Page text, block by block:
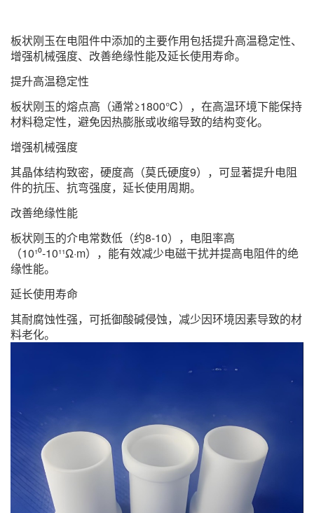
板状刚玉在电阻件中添加的主要作用包括提升高温稳定性、
增强机械强度、改善绝缘性能及延长使用寿命。 ‌
提升高温稳定性
板状刚玉的熔点高（通常≥1800℃），在高温环境下能保持
材料稳定性，避免因热膨胀或收缩导致的结构变化。
增强机械强度
其晶体结构致密，硬度高（莫氏硬度9），可显著提升电阻
件的抗压、抗弯强度，延长使用周期。 ‌
改善绝缘性能
板状刚玉的介电常数低（约8-10），电阻率高
（10¹⁰-10¹¹Ω·m），能有效减少电磁干扰并提高电阻件的绝
缘性能。 ‌
延长使用寿命
其耐腐蚀性强，可抵御酸碱侵蚀，减少因环境因素导致的材
料老化。